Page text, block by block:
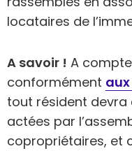
locataires de
A savoir ! A
conformément
tout résident devra
actées par
copropriétaires, et